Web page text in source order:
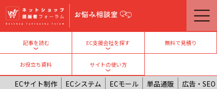
メインコンテンツに移動
記事を読む
Toggle submenu
EC支援会社を探す
Toggle submenu
無料で見積り
お役立ち資料
サイトの使い方
Toggle submenu
ECサイト制作 ECシステム ECモール 単品通販 広告・SEO